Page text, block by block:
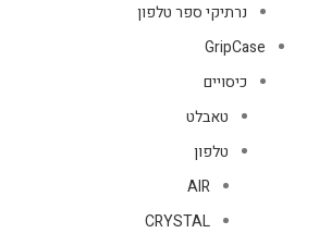
נרתיקי ספר טלפון
GripCase
כיסויים
טאבלט
טלפון
AIR
CRYSTAL